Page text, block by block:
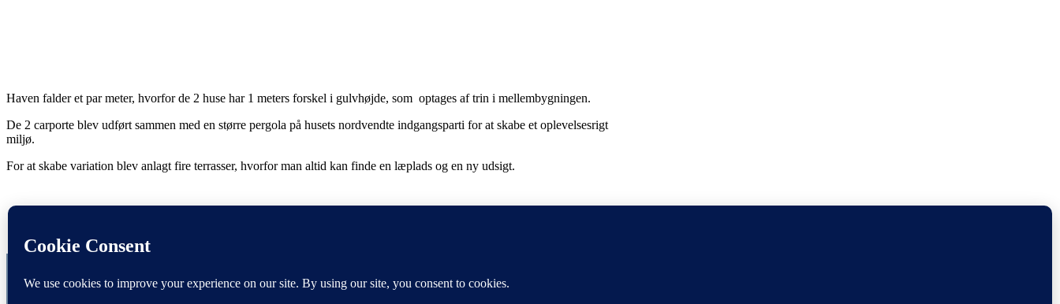
Haven falder et par meter, hvorfor de 2 huse har 1 meters forskel i gulvhøjde, som optages af trin i mellembygningen.
De 2 carporte blev udført sammen med en større pergola på husets nordvendte indgangsparti for at skabe et oplevelsesrigt
miljø.
For at skabe variation blev anlagt fire terrasser, hvorfor man altid kan finde en læplads og en ny udsigt.
Jan Arnt Arkitekt MAA, Stokholmsvej 23, DK Espergærde 3060